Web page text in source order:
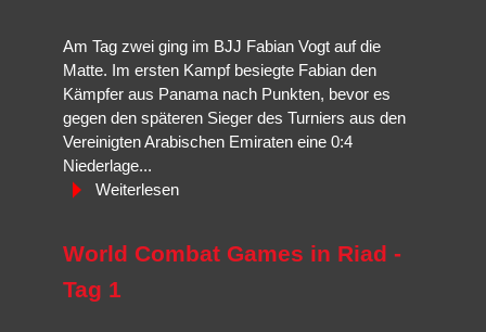
Am Tag zwei ging im BJJ Fabian Vogt auf die
Matte. Im ersten Kampf besiegte Fabian den
Kämpfer aus Panama nach Punkten, bevor es
gegen den späteren Sieger des Turniers aus den
Vereinigten Arabischen Emiraten eine 0:4
Niederlage...
Weiterlesen
World Combat Games in Riad -
Tag 1